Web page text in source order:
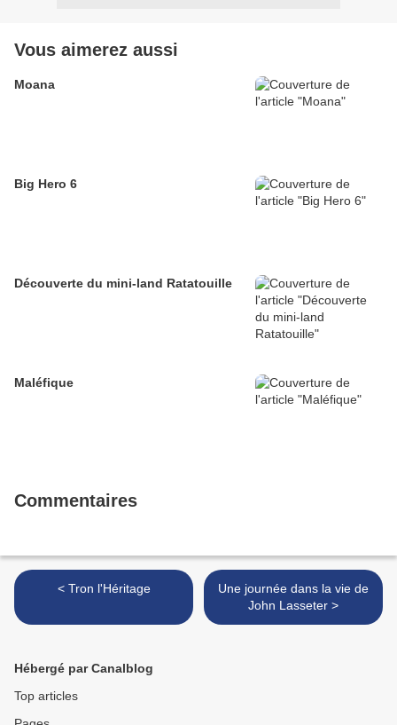
Vous aimerez aussi
Moana
Big Hero 6
Découverte du mini-land Ratatouille
Maléfique
Commentaires
< Tron l'Héritage
Une journée dans la vie de
John Lasseter >
Hébergé par Canalblog
Top articles